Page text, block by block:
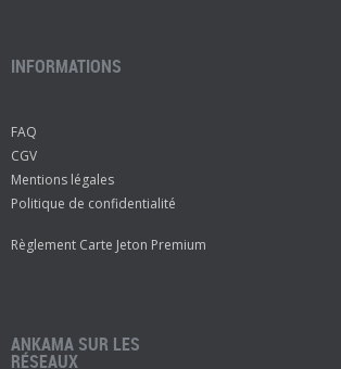
INFORMATIONS
FAQ
CGV
Mentions légales
Politique de confidentialité
Règlement Carte Jeton Premium
ANKAMA SUR LES
RÉSEAUX